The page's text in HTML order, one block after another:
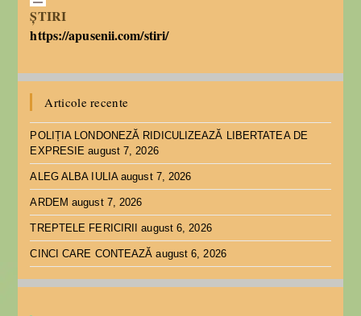
ȘTIRI
https://apusenii.com/stiri/
Articole recente
POLIȚIA LONDONEZĂ RIDICULIZEAZĂ LIBERTATEA DE
EXPRESIE august 7, 2026
ALEG ALBA IULIA august 7, 2026
ARDEM august 7, 2026
TREPTELE FERICIRII august 6, 2026
CINCI CARE CONTEAZĂ august 6, 2026